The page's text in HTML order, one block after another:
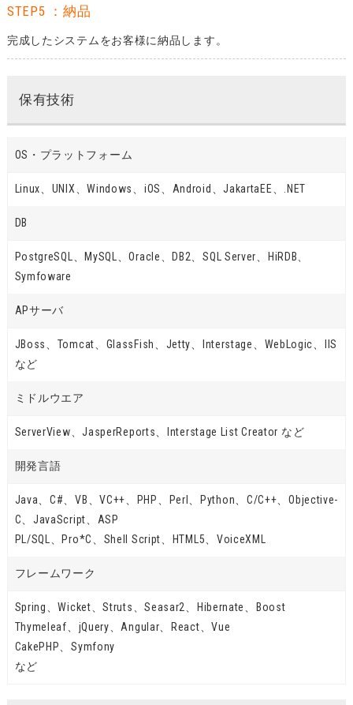
STEP5 ：納品
完成したシステムをお客様に納品します。
保有技術
OS・プラットフォーム
Linux、UNIX、Windows、iOS、Android、JakartaEE、.NET
DB
PostgreSQL、MySQL、Oracle、DB2、SQL Server、HiRDB、
Symfoware
APサーバ
JBoss、Tomcat、GlassFish、Jetty、Interstage、WebLogic、IIS
など
ミドルウエア
ServerView、JasperReports、Interstage List Creator など
開発言語
Java、C#、VB、VC++、PHP、Perl、Python、C/C++、Objective-
C、JavaScript、ASP
PL/SQL、Pro*C、Shell Script、HTML5、VoiceXML
フレームワーク
Spring、Wicket、Struts、Seasar2、Hibernate、Boost
Thymeleaf、jQuery、Angular、React、Vue
CakePHP、Symfony
など